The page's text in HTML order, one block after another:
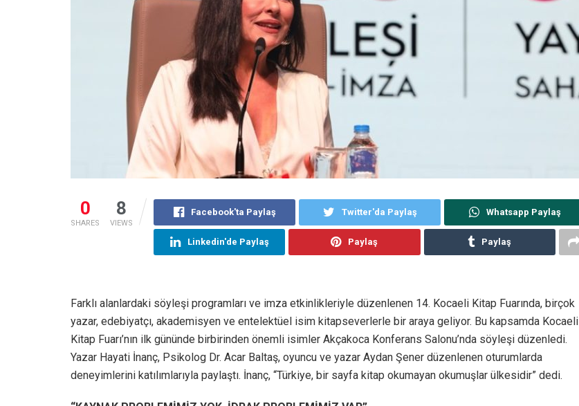
0
SHARES
8
VIEWS
Facebook'ta Paylaş Twitter'da Paylaş Whatsapp Paylaş
Linkedin'de Paylaş Paylaş Paylaş
Farklı alanlardaki söyleşi programları ve imza etkinlikleriyle düzenlenen 14. Kocaeli Kitap Fuarında, birçok
yazar, edebiyatçı, akademisyen ve entelektüel isim kitapseverlerle bir araya geliyor. Bu kapsamda Kocaeli
Kitap Fuarı’nın ilk gününde birbirinden önemli isimler Akçakoca Konferans Salonu’nda söyleşi düzenledi.
Yazar Hayati İnanç, Psikolog Dr. Acar Baltaş, oyuncu ve yazar Aydan Şener düzenlenen oturumlarda
deneyimlerini katılımlarıyla paylaştı. İnanç, “Türkiye, bir sayfa kitap okumayan okumuşlar ülkesidir” dedi.